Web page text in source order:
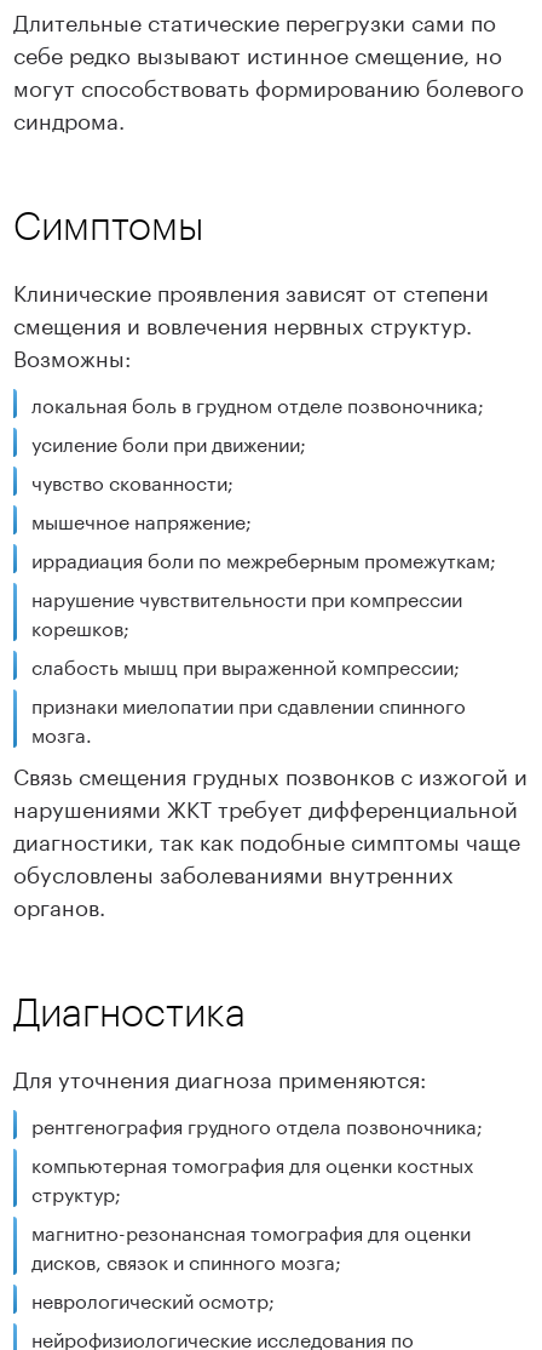
Длительные статические перегрузки сами по
себе редко вызывают истинное смещение, но
могут способствовать формированию болевого
синдрома.
Симптомы
Клинические проявления зависят от степени
смещения и вовлечения нервных структур.
Возможны:
локальная боль в грудном отделе позвоночника;
усиление боли при движении;
чувство скованности;
мышечное напряжение;
иррадиация боли по межреберным промежуткам;
нарушение чувствительности при компрессии
корешков;
слабость мышц при выраженной компрессии;
признаки миелопатии при сдавлении спинного
мозга.
Связь смещения грудных позвонков с изжогой и
нарушениями ЖКТ требует дифференциальной
диагностики, так как подобные симптомы чаще
обусловлены заболеваниями внутренних
органов.
Диагностика
Для уточнения диагноза применяются:
рентгенография грудного отдела позвоночника;
компьютерная томография для оценки костных
структур;
магнитно-резонансная томография для оценки
дисков, связок и спинного мозга;
неврологический осмотр;
нейрофизиологические исследования по